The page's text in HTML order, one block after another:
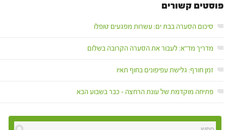
פוסטים קשורים
סיכום הסערה בבת ים: עשרות מפגעים טופלו
מדריך מד"א: לעבור את הסערה הקרובה בשלום
זמן חורף: גלישת עפיפונים בחוף תאיו
פתיחה מוקדמת של עונת הרחצה – כבר בשבוע הבא